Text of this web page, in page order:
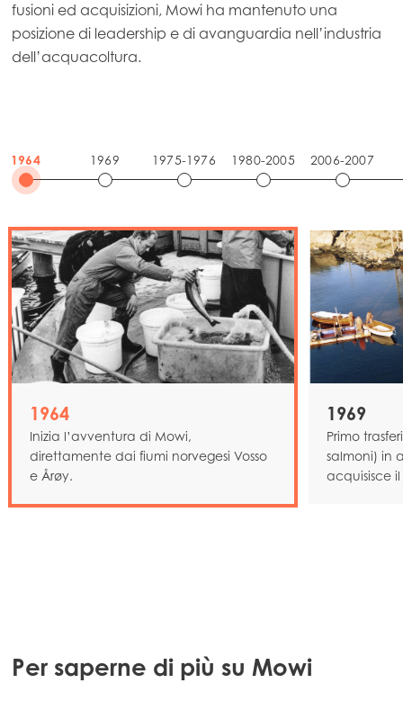
fusioni ed acquisizioni, Mowi ha mantenuto una
posizione di leadership e di avanguardia nell’industria
dell’acquacoltura.
1964 1969 1975-1976 1980-2005 2006-2007
1964
Inizia l’avventura di Mowi,
direttamente dai fiumi norvegesi Vosso
e Årøy.
1969
Primo
salmoni) in
acquisisce
Per saperne di più su Mowi